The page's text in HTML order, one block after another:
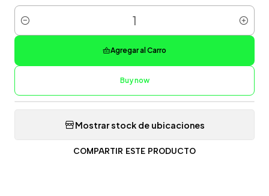
Cantidad
Agregar al Carro
Buy now
Mostrar stock de ubicaciones
COMPARTIR ESTE PRODUCTO